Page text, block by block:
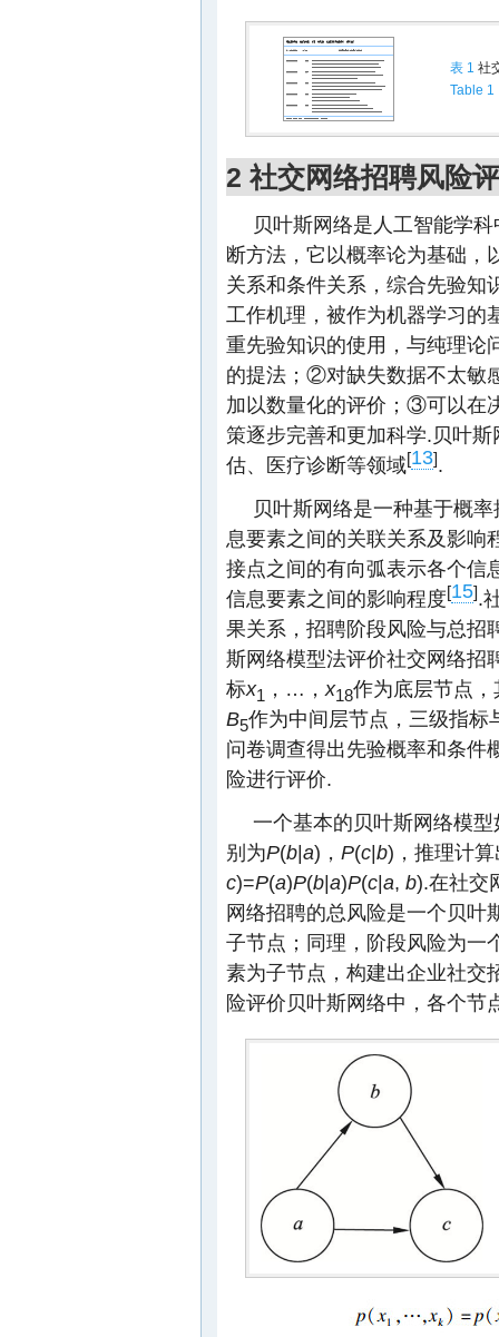
表 1 社
Table 1
2 社交网络招聘风险
贝叶斯网络是人工智能学
断方法，它以概率论为基础，
关系和条件关系，综合先验知
工作机理，被作为机器学习
重先验知识的使用，与纯理论
的提法；②对缺失数据不太敏
加以数量化的评价；③可以在
策逐步完善和更加科学.贝叶
估、医疗诊断等领域[13].
贝叶斯网络是一种基于概
息要素之间的关联关系及影响
接点之间的有向弧表示各个信
信息要素之间的影响程度[15].
果关系，招聘阶段风险与总招
斯网络模型法评价社交网络招
标x1 ，…， x18作为底层节点
B5作为中间层节点，三级指标
问卷调查得出先验概率和条件
险进行评价.
一个基本的贝叶斯网络模型
别为P(b|a)， P(c|b)，推理计
c)=P(a)P(b|a)P(c|a, b).在社交
网络招聘的总风险是一个贝叶
子节点；同理，阶段风险为一
素为子节点，构建出企业社交
险评价贝叶斯网络中，各个节